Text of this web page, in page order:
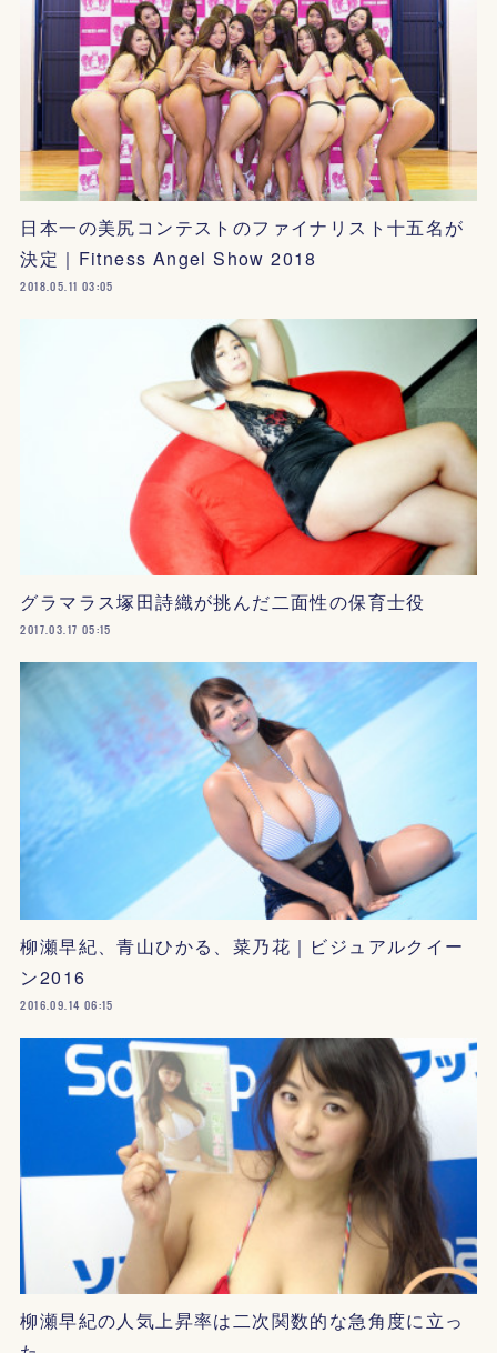
日本一の美尻コンテストのファイナリスト十五名が
決定｜Fitness Angel Show 2018
2018.05.11 03:05
グラマラス塚田詩織が挑んだ二面性の保育士役
2017.03.17 05:15
柳瀬早紀、青山ひかる、菜乃花｜ビジュアルクイー
ン2016
2016.09.14 06:15
柳瀬早紀の人気上昇率は二次関数的な急角度に立っ